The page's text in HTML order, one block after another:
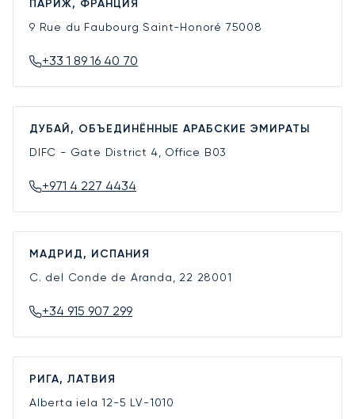
ПАРИЖ, ФРАНЦИЯ
9 Rue du Faubourg Saint-Honoré 75008
+33 1 89 16 40 70
ДУБАЙ, ОБЪЕДИНЁННЫЕ АРАБСКИЕ ЭМИРАТЫ
DIFC - Gate District 4, Office B03
+971 4 227 4434
МАДРИД, ИСПАНИЯ
C. del Conde de Aranda, 22 28001
+34 915 907 299
РИГА, ЛАТВИЯ
Alberta iela 12-5 LV-1010